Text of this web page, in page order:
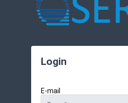
Login
E-mail